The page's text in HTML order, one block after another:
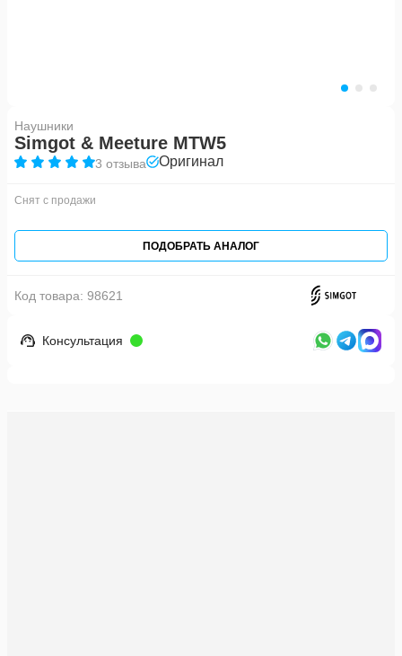
Наушники
Simgot & Meeture MTW5
3 отзыва Оригинал
Снят с продажи
ПОДОБРАТЬ АНАЛОГ
Код товара: 98621
Консультация